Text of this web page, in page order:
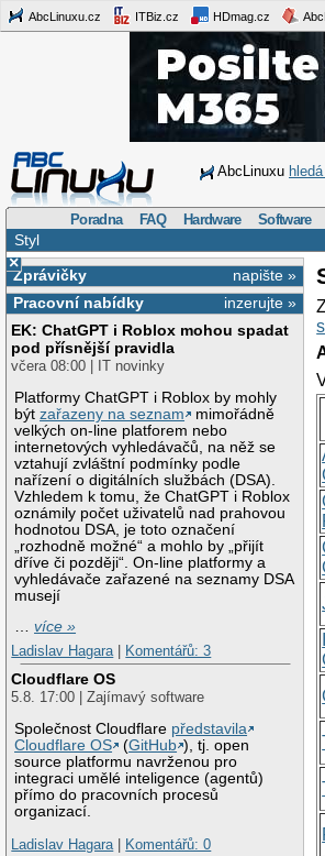
AbcLinuxu.cz ITBiz.cz HDmag.cz
AbcLinuxu
Poradna FAQ Hardware Software
Styl
×
napište »
Zprávičky
inzerujte »
Pracovní nabídky
EK: ChatGPT i Roblox mohou spadat
pod přísnější pravidla
včera 08:00 | IT novinky
Platformy ChatGPT i Roblox by mohly
býtzařazeny na seznam
mimořádně
velkých on-line platforem nebo
internetových vyhledávačů, na něž se
vztahují zvláštní podmínky podle
nařízení o digitálních službách (DSA).
Vzhledem k tomu, že ChatGPT i Roblox
oznámily počet uživatelů nad prahovou
hodnotou DSA, je toto označení
„rozhodně možné“ a mohlo by „přijít
dříve či později“. On-line platformy a
vyhledávače zařazené na seznamy DSA
musejí
…více »
Ladislav Hagara
Komentářů: 3
Cloudflare OS
5.8. 17:00 | Zajímavý software
Společnost Cloudflare představila
Cloudflare OS
(GitHub ), tj. open
source platformu navrženou pro
integraci umělé inteligence (agentů)
přímo do pracovních procesů
organizací.
Ladislav Hagara
Komentářů: 0